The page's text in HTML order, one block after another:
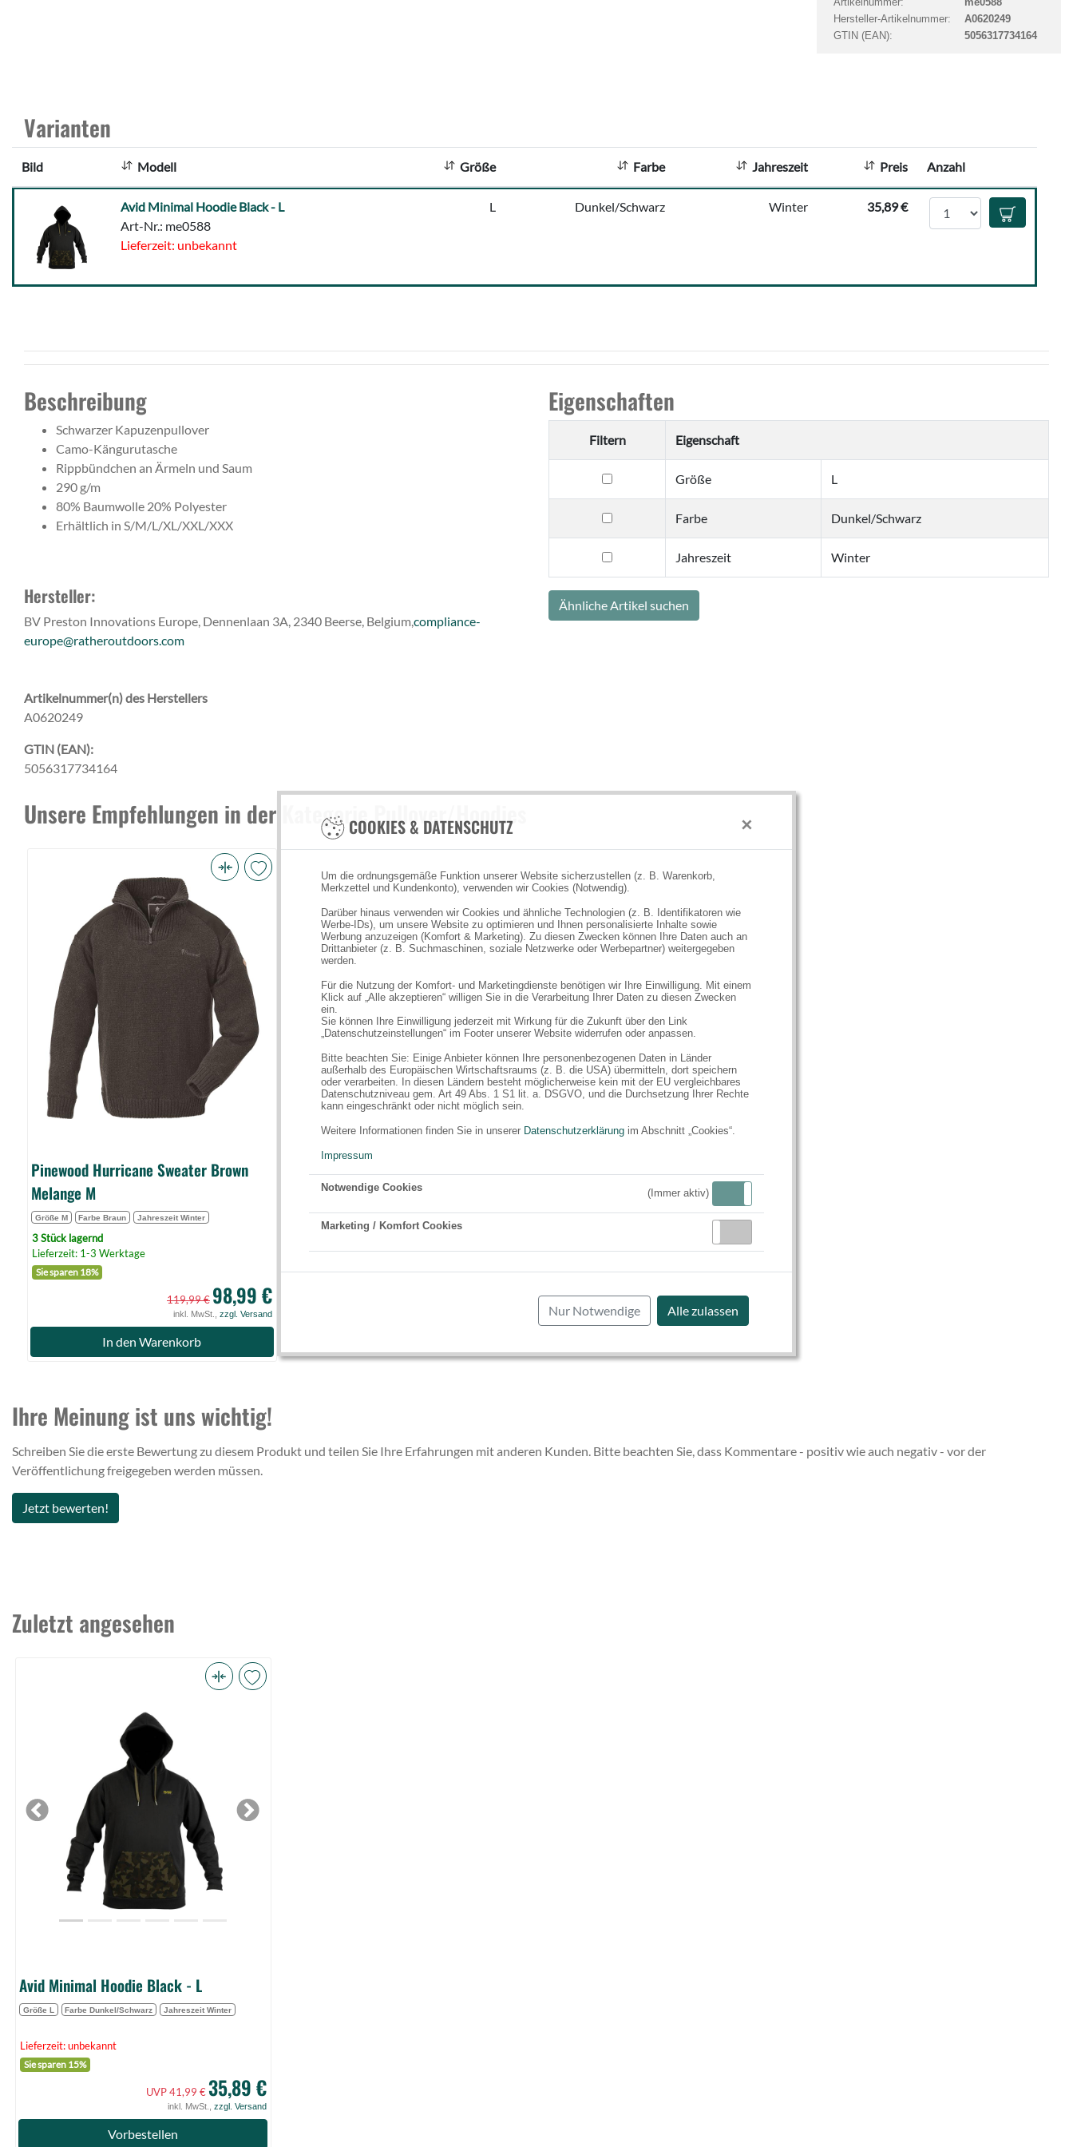
COOKIES & DATENSCHUTZ ×
Um die ordnungsgemäße Funktion unserer Website sicherzustellen (z. B. Warenkorb,
Merkzettel und Kundenkonto), verwenden wir Cookies (Notwendig).
Darüber hinaus verwenden wir Cookies und ähnliche Technologien (z. B. Identifikatoren wie
Werbe-IDs), um unsere Website zu optimieren und Ihnen personalisierte Inhalte sowie
Werbung anzuzeigen (Komfort & Marketing). Zu diesen Zwecken können Ihre Daten auch an
Drittanbieter (z. B. Suchmaschinen, soziale Netzwerke oder Werbepartner) weitergegeben
werden.
Für die Nutzung der Komfort- und Marketingdienste benötigen wir Ihre Einwilligung. Mit einem
Klick auf „Alle akzeptieren“ willigen Sie in die Verarbeitung Ihrer Daten zu diesen Zwecken
ein.
Sie können Ihre Einwilligung jederzeit mit Wirkung für die Zukunft über den Link
„Datenschutzeinstellungen“ im Footer unserer Website widerrufen oder anpassen.
Bitte beachten Sie: Einige Anbieter können Ihre personenbezogenen Daten in Länder
außerhalb des Europäischen Wirtschaftsraums (z. B. die USA) übermitteln, dort speichern
oder verarbeiten. In diesen Ländern besteht möglicherweise kein mit der EU vergleichbares
Datenschutzniveau gem. Art 49 Abs. 1 S1 lit. a. DSGVO, und die Durchsetzung Ihrer Rechte
kann eingeschränkt oder nicht möglich sein.
Weitere Informationen finden Sie in unserer Datenschutzerklärung im Abschnitt „Cookies“.
Impressum
Notwendige Cookies (Immer aktiv)
Marketing / Komfort Cookies
Nur Notwendige Alle zulassen
t
a
:
Hersteller-Artikelnummer:
A0620249
GTIN (EAN):
5056317734164
Varianten
Bild Modell Größe Farbe Jahreszeit Preis Anzahl
Minimal
Hoodie
Black
-
Avid Minimal Hoodie Black - L
Art-Nr.: me0588
Lieferzeit: unbekannt
L Dunkel/Schwarz Winter 35,89 € In den
Beschreibung
Schwarzer Kapuzenpullover
Camo-Kängurutasche
Rippbündchen an Ärmeln und Saum
290 g/m
80% Baumwolle 20% Polyester
Erhältlich in S/M/L/XL/XXL/XXX
Hersteller:
BV Preston Innovations Europe, Dennenlaan 3A, 2340 Beerse, Belgium, compliance-
europe@ratheroutdoors.com
Artikelnummer(n) des Herstellers
A0620249
GTIN (EAN):
5056317734164
Eigenschaften
Filtern Eigenschaft
filtern
nach
Größe
Größe L
filtern
nach
Farbe
Farbe Dunkel/Schwarz
filtern
nach
Jahreszeit
Jahreszeit Winter
Ähnliche Artikel suchen
Unsere Empfehlungen in der Kategorie Pullover/Hoodies
Melange
(Bild
Pinewood Hurricane Sweater Brown
Melange M
Größe M Farbe Braun Jahreszeit Winter
3 Stück lagernd
Lieferzeit: 1-3 Werktage
Sie sparen 18%
119,99 € 98,99 €
inkl. MwSt., zzgl. Versand
In den Warenkorb
Ihre Meinung ist uns wichtig!
Schreiben Sie die erste Bewertung zu diesem Produkt und teilen Sie Ihre Erfahrungen mit anderen Kunden. Bitte beachten Sie, dass Kommentare - positiv wie auch negativ - vor der
Veröffentlichung freigegeben werden müssen.
Jetzt bewerten!
Zuletzt angesehen
(Bild
Previous Next
Avid Minimal Hoodie Black - L
Größe L Farbe Dunkel/Schwarz Jahreszeit Winter
Lieferzeit: unbekannt
Sie sparen 15%
UVP 41,99 € 35,89 €
inkl. MwSt., zzgl. Versand
Vorbestellen